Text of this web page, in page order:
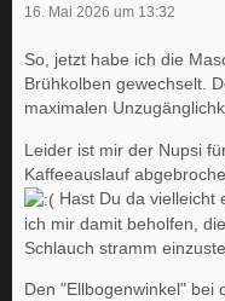
16. Mai 2026 um 13:32
So, jetzt habe ich die
Brühkolben gewechselt.
maximalen
Leider ist mir der Nupsi
Kaffeeauslauf
Hast Du da vielleicht
ich mir damit beholfen,
Schlauch stramm
Den "Ellbogenwinkel" bei